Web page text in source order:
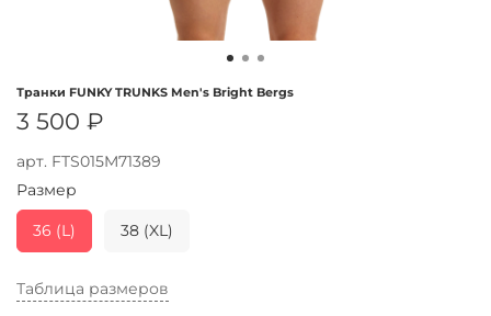
арт. FTS015M71389
Транки FUNKY TRUNKS Men's Bright Bergs
3 500 ₽
Таблица размеров
Размер
36 (L) 38 (XL)